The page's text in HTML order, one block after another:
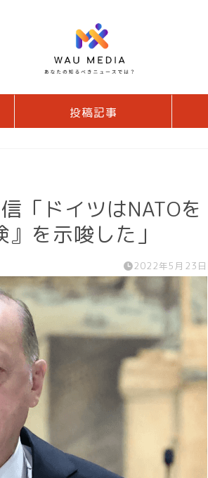
投稿記事
「ドイツはNATOを
を示唆した」
2022年5月23日